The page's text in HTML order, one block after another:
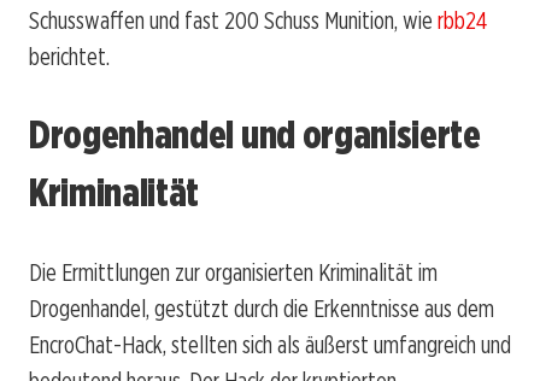
Schusswaffen und fast 200 Schuss Munition, wie rbb24
berichtet.
Drogenhandel und organisierte
Kriminalität
Die Ermittlungen zur organisierten Kriminalität im
Drogenhandel, gestützt durch die Erkenntnisse aus dem
EncroChat-Hack, stellten sich als äußerst umfangreich und